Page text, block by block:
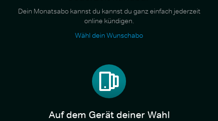
Dein Monatsabo kannst du kannst du ganz einfach jederzeit
online kündigen.
Wähl dein Wunschabo
Auf dem Gerät deiner Wahl